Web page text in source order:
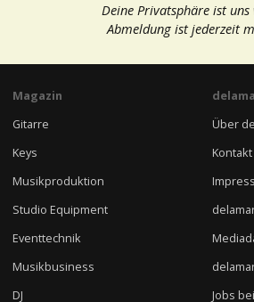
Deine Privatsphäre ist uns
Abmeldung ist jederzeit
Magazin
Gitarre
Keys
Musikproduktion
Studio Equipment
Eventtechnik
Musikbusiness
DJ
Über
Kontakt
Jobs